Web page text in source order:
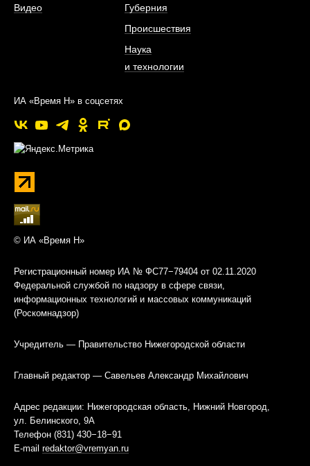
Видео
Губерния
Происшествия
Наука
и технологии
ИА «Время Н» в соцсетях
© ИА «Время Н»
Регистрационный номер ИА № ФС77−79404 от 02.11.2020
Федеральной службой по надзору в сфере связи,
информационных технологий и массовых коммуникаций
(Роскомнадзор)
Учредитель — Правительство Нижегородской области
Главный редактор — Савельев Александр Михайлович
Адрес редакции: Нижегородская область, Нижний Новгород,
ул. Белинского, 9А
Телефон (831) 430−18−91
E-mail redaktor@vremyan.ru